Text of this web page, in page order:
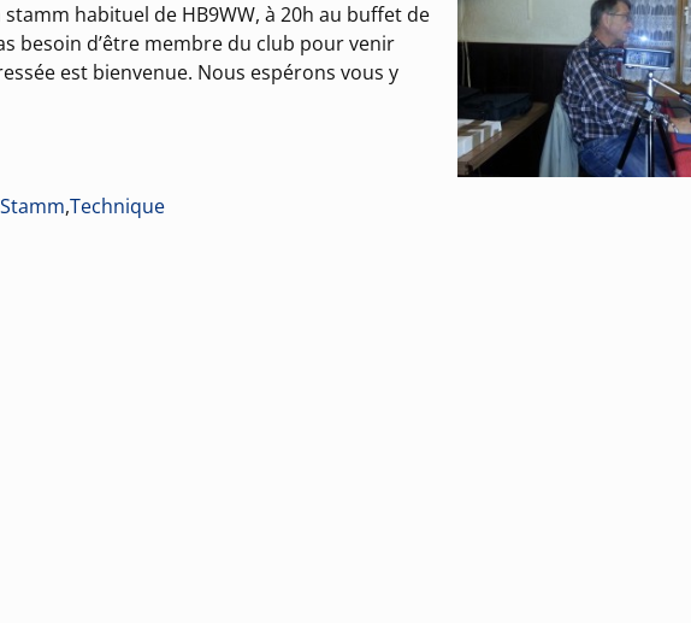
stamm habituel de HB9WW, à 20h au buffet de
besoin d’être membre du club pour venir
est bienvenue. Nous espérons vous y
Stamm,Technique